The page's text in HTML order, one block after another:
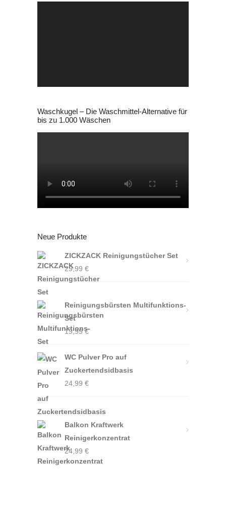
Waschkugel – Die Waschmittel-Alternative für
bis zu 1.000 Wäschen
Neue Produkte
ZICKZACK Reinigungstücher Set
29,99 €
Reinigungsbürsten Multifunktions-
Set
19,99€
WC Pulver Pro auf
Zuckertendsidbasis
24,99 €
Balkon Kraftwerk
Reinigerkonzentrat
24,99 €